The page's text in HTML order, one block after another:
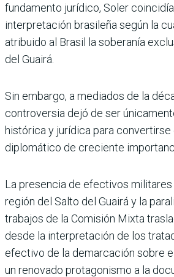
fundamento jurídico, Soler
interpretación brasileña según la
atribuido al Brasil la soberanía
del Guairá.
Sin embargo, a mediados de la
controversia dejó de ser
histórica y jurídica para convertirse
diplomático de creciente
La presencia de efectivos militares
región del Salto del Guairá y la
trabajos de la Comisión Mixta
desde la interpretación de los
efectivo de la demarcación sobre
un renovado protagonismo a la